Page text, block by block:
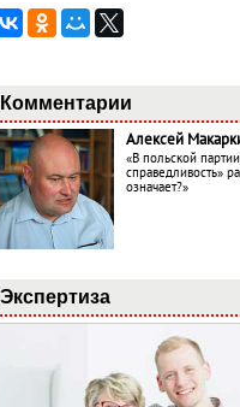
Комментарии
Алексей
«В польской
справедливость»
означает?»
Экспертиза